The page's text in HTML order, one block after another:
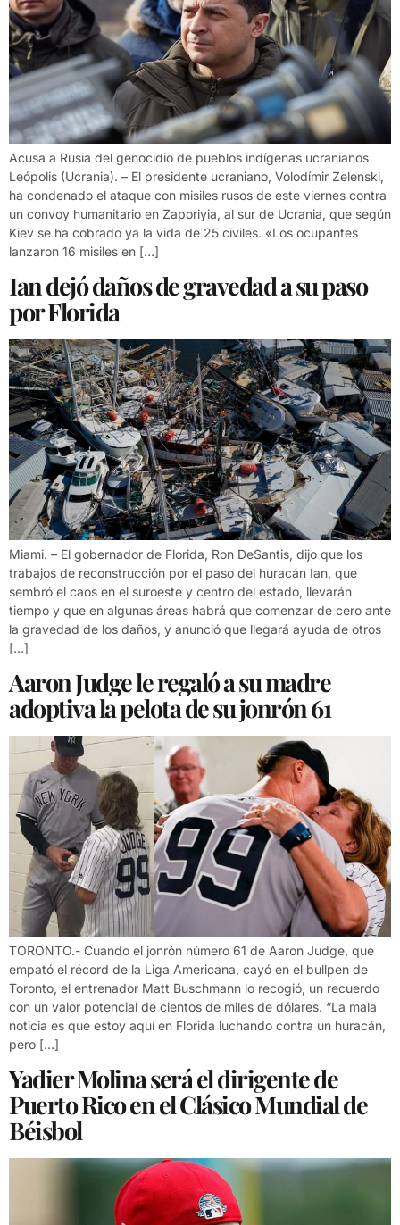
Acusa a Rusia del genocidio de pueblos indígenas ucranianos
Leópolis (Ucrania). – El presidente ucraniano, Volodímir Zelenski,
ha condenado el ataque con misiles rusos de este viernes contra
un convoy humanitario en Zaporiyia, al sur de Ucrania, que según
Kiev se ha cobrado ya la vida de 25 civiles. «Los ocupantes
lanzaron 16 misiles en […]
Ian dejó daños de gravedad a su paso
por Florida
Miami. – El gobernador de Florida, Ron DeSantis, dijo que los
trabajos de reconstrucción por el paso del huracán Ian, que
sembró el caos en el suroeste y centro del estado, llevarán
tiempo y que en algunas áreas habrá que comenzar de cero ante
la gravedad de los daños, y anunció que llegará ayuda de otros
[…]
Aaron Judge le regaló a su madre
adoptiva la pelota de su jonrón 61
TORONTO.- Cuando el jonrón número 61 de Aaron Judge, que
empató el récord de la Liga Americana, cayó en el bullpen de
Toronto, el entrenador Matt Buschmann lo recogió, un recuerdo
con un valor potencial de cientos de miles de dólares. “La mala
noticia es que estoy aquí en Florida luchando contra un huracán,
pero […]
Yadier Molina será el dirigente de
Puerto Rico en el Clásico Mundial de
Béisbol